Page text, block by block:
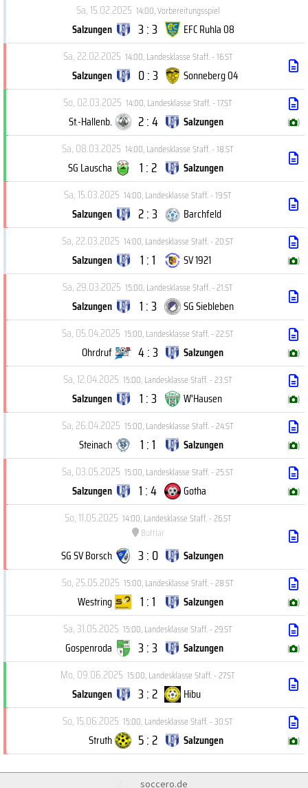
Sa, 15.02.2025 14:00,Vorbereitungsspiel
Salzungen 3 : 3
EFC Ruhla 08
Sa, 22.02.2025 14:00,Landesklasse Staff. - 16.ST
Salzungen 0 : 3
Sonneberg 04
So, 02.03.2025 14:00,Landesklasse Staff. - 17.ST
St.-Hallenb. 2 : 4 Salzungen ( )
Sa, 08.03.2025 14:00,Landesklasse Staff. - 18.ST
SG Lauscha 1 : 2
Salzungen
Sa, 15.03.2025 14:00,Landesklasse Staff. - 19.ST
Salzungen 2 : 3
Barchfeld
Sa, 22.03.2025 14:00,Landesklasse Staff. - 20.ST
Salzungen 1 : 1 SV 1921 ( )
Sa, 29.03.2025 15:00,Landesklasse Staff. - 21.ST
Salzungen 1 : 3
SG Siebleben
Sa, 05.04.2025 15:00,Landesklasse Staff. - 22.ST
Ohrdruf 4 : 3 Salzungen ( )
Sa, 12.04.2025 15:00,Landesklasse Staff. - 23.ST
Salzungen 1 : 3 W'Hausen ( )
Sa, 26.04.2025 15:00,Landesklasse Staff. - 24.ST
Steinach 1 : 1 Salzungen ( )
Sa, 03.05.2025 15:00,Landesklasse Staff. - 25.ST
Salzungen 1 : 4 Gotha ( )
So, 11.05.2025 14:00,Landesklasse Staff. - 26.ST
Buttlar
SG SV Borsch 3 : 0
Salzungen
So, 25.05.2025 15:00,Landesklasse Staff. - 28.ST
Westring 1 : 1 Salzungen ( )
Sa, 31.05.2025 15:00,Landesklasse Staff. - 29.ST
Gospenroda 3 : 3 Salzungen ( )
Mo, 09.06.2025 15:00,Landesklasse Staff. - 27.ST
Salzungen 3 : 2
Hibu
So, 15.06.2025 15:00,Landesklasse Staff. - 30.ST
Struth 5 : 2 Salzungen ( )
soccero.de